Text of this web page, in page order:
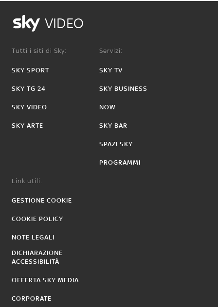
VIDEO
Tutti i siti di Sky:
SKY SPORT
SKY TG 24
SKY VIDEO
SKY ARTE
Servizi:
SKY TV
SKY BUSINESS
NOW
SKY BAR
SPAZI SKY
PROGRAMMI
Link utili:
GESTIONE COOKIE
COOKIE POLICY
NOTE LEGALI
DICHIARAZIONE
ACCESSIBILITÀ
OFFERTA SKY MEDIA
CORPORATE